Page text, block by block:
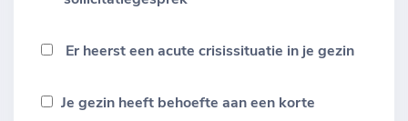
Er heerst een acute crisissituatie in je gezin
Je gezin heeft behoefte aan een korte